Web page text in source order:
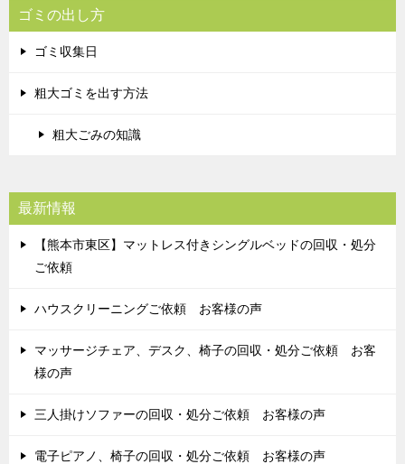
ゴミの出し方
ゴミ収集日
粗大ゴミを出す方法
粗大ごみの知識
最新情報
【熊本市東区】マットレス付きシングルベッドの回収・処分
ご依頼
ハウスクリーニングご依頼 お客様の声
マッサージチェア、デスク、椅子の回収・処分ご依頼 お客
様の声
三人掛けソファーの回収・処分ご依頼 お客様の声
電子ピアノ、椅子の回収・処分ご依頼 お客様の声